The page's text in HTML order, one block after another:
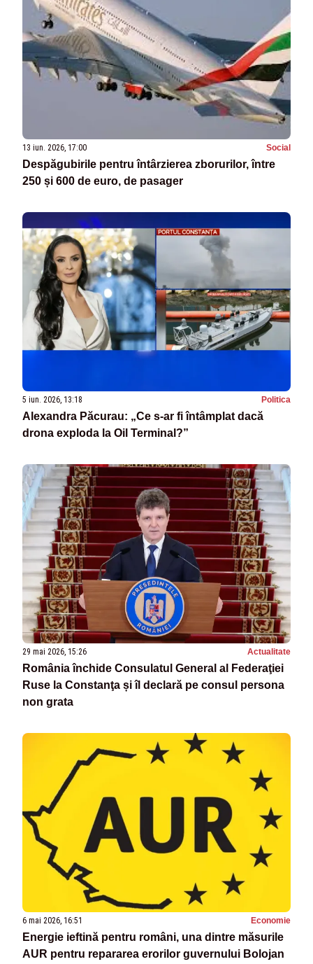
13 iun. 2026, 17:00 Social
Despăgubirile pentru întârzierea zborurilor, între
250 și 600 de euro, de pasager
5 iun. 2026, 13:18 Politica
Alexandra Păcurau: „Ce s-ar fi întâmplat dacă
drona exploda la Oil Terminal?”
29 mai 2026, 15:26 Actualitate
România închide Consulatul General al Federaţiei
Ruse la Constanţa și îl declară pe consul persona
non grata
6 mai 2026, 16:51 Economie
Energie ieftină pentru români, una dintre măsurile
AUR pentru repararea erorilor guvernului Bolojan